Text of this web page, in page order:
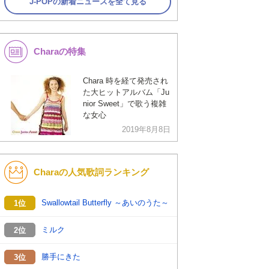
Charaの特集
Chara 時を経て発売され
た大ヒットアルバム「Ju
nior Sweet」で歌う複雑
な女心
2019年8月8日
Charaの人気歌詞ランキング
1位 Swallowtail Butterfly ～あいのうた～
2位 ミルク
3位 勝手にきた